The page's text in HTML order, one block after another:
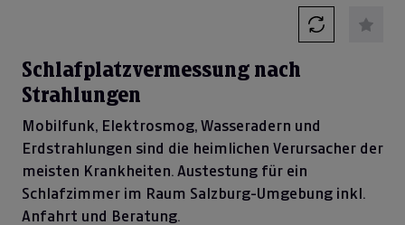
Schlafplatzvermessung nach
Strahlungen
Mobilfunk, Elektrosmog, Wasseradern und
Erdstrahlungen sind die heimlichen Verursacher der
meisten Krankheiten. Austestung für ein
Schlafzimmer im Raum Salzburg-Umgebung inkl.
Anfahrt und Beratung.